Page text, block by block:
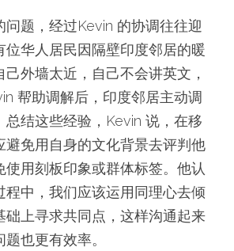
问题，经过Kevin 的协调往往迎
位华人居民因隔壁印度邻居的暖
外墙太近，自己不会讲英文，
帮助调解后，印度邻居主动调
总结这些经验，Kevin 说，在移
避免用自身的文化背景去评判他
使用刻板印象或群体标签。他认
程中，我们应该运用同理心去倾
础上寻求共同点，这样沟通起来
也更有效率。